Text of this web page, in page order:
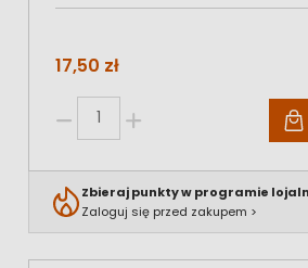
17,50 zł
Zbieraj punkty w programie
Zaloguj się przed zakupem >